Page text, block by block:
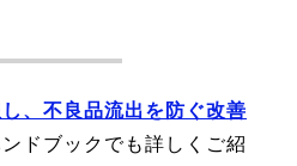
、不良品流出を防ぐ改善
ドブックでも詳しくご紹